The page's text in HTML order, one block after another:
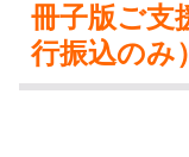
冊子版ご支
行振込のみ）